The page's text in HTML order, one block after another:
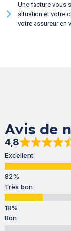
Une facture vous
situation et votre
votre assureur en
Avis de
4,8
Excellent
Très bon
Bon